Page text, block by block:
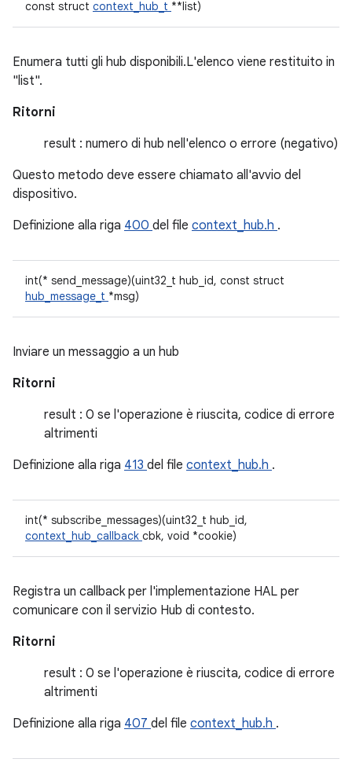
const struct context_hub_t **list)
Enumera tutti gli hub disponibili.L'elenco viene restituito in
"list".
Ritorni
result : numero di hub nell'elenco o errore (negativo)
Questo metodo deve essere chiamato all'avvio del
dispositivo.
Definizione alla riga 400 del file context_hub.h .
int(* send_message)(uint32_t hub_id, const struct
hub_message_t *msg)
Inviare un messaggio a un hub
Ritorni
result : 0 se l'operazione è riuscita, codice di errore
altrimenti
Definizione alla riga 413 del file context_hub.h .
int(* subscribe_messages)(uint32_t hub_id,
context_hub_callback cbk, void *cookie)
Registra un callback per l'implementazione HAL per
comunicare con il servizio Hub di contesto.
Ritorni
result : 0 se l'operazione è riuscita, codice di errore
altrimenti
Definizione alla riga 407 del file context_hub.h .